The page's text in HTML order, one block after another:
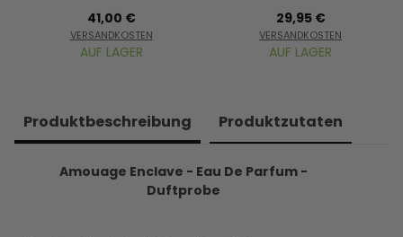
41,00 €
VERSANDKOSTEN
AUF LAGER
29,95 €
VERSANDKOSTEN
AUF LAGER
Produkt­beschreibung Produkt­zutaten
Amouage Enclave - Eau De Parfum -
Duftprobe